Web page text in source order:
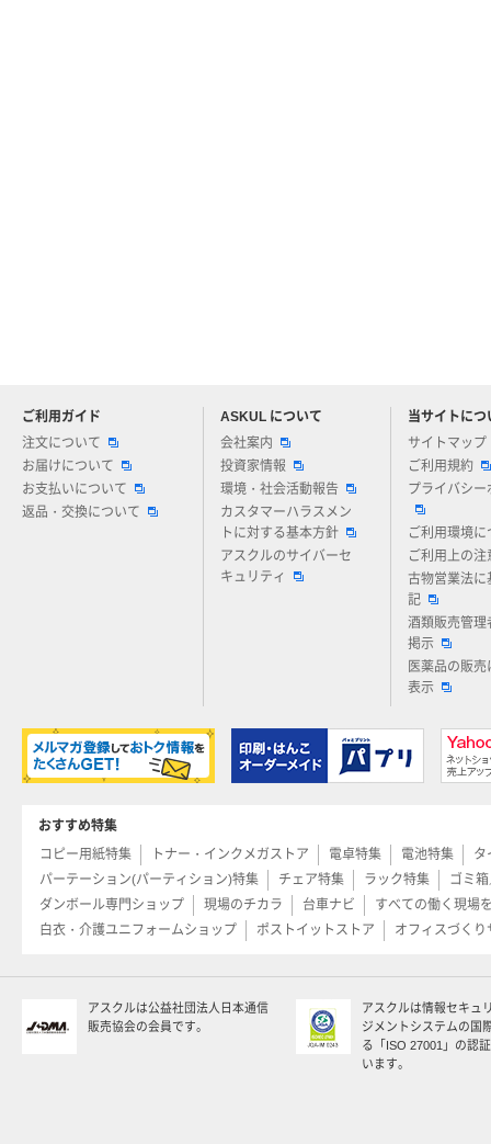
ご利用ガイド
注文について
お届けについて
お支払いについて
返品・交換について
ASKUL について
会社案内
投資家情報
環境・社会活動報告
カスタマーハラスメン
トに対する基本方針
アスクルのサイバーセ
キュリティ
当サイトにつ
サイトマップ
ご利用規約
プライバシー
ご利用環境に
ご利用上の注
古物営業法に
記
酒類販売管理
掲示
医薬品の販売
表示
アスクルについてお気軽にご質問ください
おすすめ特集
コピー用紙特集
トナー・インクメガストア 電卓特集 電池特集
タ
パーテーション(パーティション)特集
チェア特集 ラック特集
ゴミ
ダンボール専門ショップ
現場のチカラ 台車ナビ
すべての働く現場
白衣・介護ユニフォームショップ
ポストイットストア オフィスづくり
アスクルは公益社団法人日本通信
販売協会の会員です。
アスクルは情報セキュ
ジメントシステムの国
る「ISO 27001」の認
います。